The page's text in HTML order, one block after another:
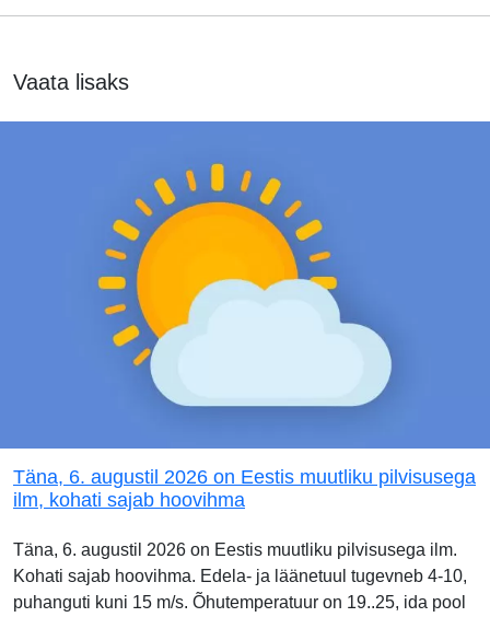
Vaata lisaks
Täna, 6. augustil 2026 on Eestis muutliku pilvisusega
ilm, kohati sajab hoovihma
Täna, 6. augustil 2026 on Eestis muutliku pilvisusega ilm.
Kohati sajab hoovihma. Edela- ja läänetuul tugevneb 4-10,
puhanguti kuni 15 m/s. Õhutemperatuur on 19..25, ida pool